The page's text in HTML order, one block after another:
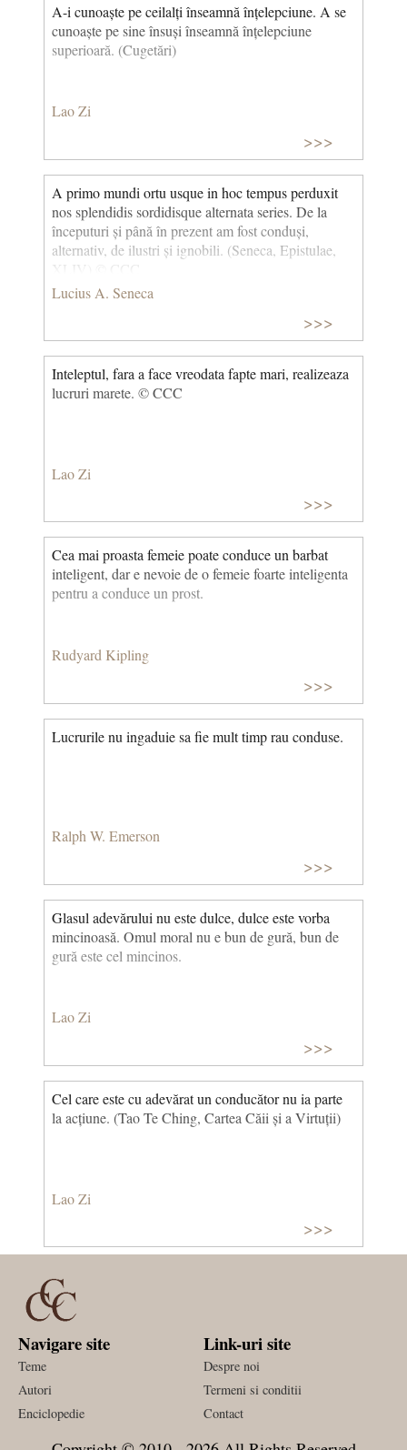
A-i cunoaște pe ceilalți înseamnă înțelepciune. A se
cunoaște pe sine însuși înseamnă înțelepciune
superioară. (Cugetări)
Lao Zi
>>>
A primo mundi ortu usque in hoc tempus perduxit
nos splendidis sordidisque alternata series. De la
începuturi și până în prezent am fost conduși,
alternativ, de ilustri și ignobili. (Seneca, Epistulae,
XLIV) © CCC
Lucius A. Seneca
>>>
Inteleptul, fara a face vreodata fapte mari, realizeaza
lucruri marete. © CCC
Lao Zi
>>>
Cea mai proasta femeie poate conduce un barbat
inteligent, dar e nevoie de o femeie foarte inteligenta
pentru a conduce un prost.
Rudyard Kipling
>>>
Lucrurile nu ingaduie sa fie mult timp rau conduse.
Ralph W. Emerson
>>>
Glasul adevărului nu este dulce, dulce este vorba
mincinoasă. Omul moral nu e bun de gură, bun de
gură este cel mincinos.
Lao Zi
>>>
Cel care este cu adevărat un conducător nu ia parte
la acțiune. (Tao Te Ching, Cartea Căii și a Virtuții)
Lao Zi
>>>
Navigare site
Teme
Autori
Enciclopedie
Link-uri site
Despre noi
Termeni si conditii
Contact